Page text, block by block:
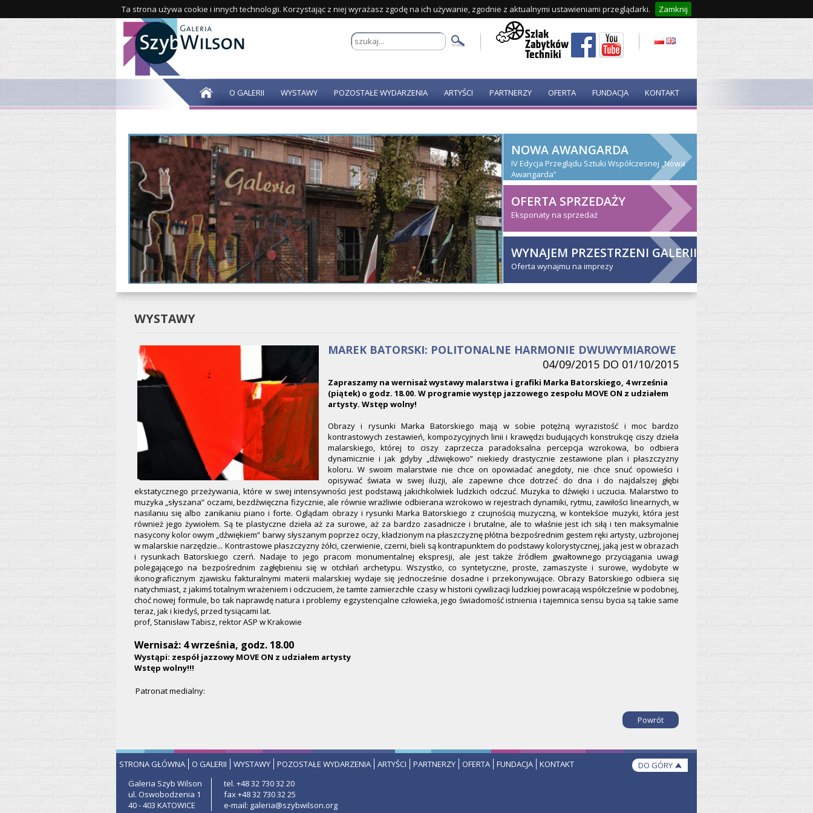
Ta strona używa cookie i innych technologii. Korzystając z niej wyrażasz zgodę na ich używanie, zgodnie z aktualnymi ustawieniami przeglądarki. Zamknij
O GALERII WYSTAWY POZOSTAŁE WYDARZENIA ARTYŚCI PARTNERZY OFERTA FUNDACJA KONTAKT
NOWA AWANGARDA
IV Edycja Przeglądu Sztuki Współczesnej „Nowa
Awangarda”
OFERTA SPRZEDAŻY
Eksponaty na sprzedaż
WYNAJEM PRZESTRZENI GALERII
Oferta wynajmu na imprezy
WYSTAWY
MAREK BATORSKI: POLITONALNE HARMONIE DWUWYMIAROWE
04/09/2015 DO 01/10/2015
Zapraszamy na wernisaż wystawy malarstwa i grafiki Marka Batorskiego, 4 września
(piątek) o godz. 18.00. W programie występ jazzowego zespołu MOVE ON z udziałem
artysty. Wstęp wolny!
Obrazy i rysunki Marka Batorskiego mają w sobie potężną wyrazistość i moc bardzo
kontrastowych zestawień, kompozycyjnych linii i krawędzi budujących konstrukcję ciszy dzieła
malarskiego, której to ciszy zaprzecza paradoksalna percepcja wzrokowa, bo odbiera
dynamicznie i jak gdyby „dźwiękowo” niekiedy drastycznie zestawione plan i płaszczyzny
koloru. W swoim malarstwie nie chce on opowiadać anegdoty, nie chce snuć opowieści i
opisywać świata w swej iluzji, ale zapewne chce dotrzeć do dna i do najdalszej głębi
ekstatycznego przeżywania, które w swej intensywności jest podstawą jakichkolwiek ludzkich odczuć. Muzyka to dźwięki i uczucia. Malarstwo to
muzyka „słyszana” oczami, bezdźwięczna fizycznie, ale równie wrażliwie odbierana wzrokowo w rejestrach dynamiki, rytmu, zawiłości linearnych, w
nasilaniu się albo zanikaniu piano i forte. Oglądam obrazy i rysunki Marka Batorskiego z czujnością muzyczną, w kontekście muzyki, która jest
również jego żywiołem. Są te plastyczne dzieła aż za surowe, aż za bardzo zasadnicze i brutalne, ale to właśnie jest ich siłą i ten maksymalnie
nasycony kolor owym „dźwiękiem” barwy słyszanym poprzez oczy, kładzionym na płaszczyznę płótna bezpośrednim gestem ręki artysty, uzbrojonej
w malarskie narzędzie... Kontrastowe płaszczyzny żółci, czerwienie, czerni, bieli są kontrapunktem do podstawy kolorystycznej, jaką jest w obrazach
i rysunkach Batorskiego czerń. Nadaje to jego pracom monumentalnej ekspresji, ale jest także źródłem gwałtownego przyciągania uwagi
polegającego na bezpośrednim zagłębieniu się w otchłań archetypu. Wszystko, co syntetyczne, proste, zamaszyste i surowe, wydobyte w
ikonograficznym zjawisku fakturalnymi materii malarskiej wydaje się jednocześnie dosadne i przekonywujące. Obrazy Batorskiego odbiera się
natychmiast, z jakimś totalnym wrażeniem i odczuciem, że tamte zamierzchłe czasy w historii cywilizacji ludzkiej powracają współcześnie w podobnej,
choć nowej formule, bo tak naprawdę natura i problemy egzystencjalne człowieka, jego świadomość istnienia i tajemnica sensu bycia są takie same
teraz, jak i kiedyś, przed tysiącami lat.
prof, Stanisław Tabisz, rektor ASP w Krakowie
Wernisaż: 4 września, godz. 18.00
Wystąpi: zespół jazzowy MOVE ON z udziałem artysty
Wstęp wolny!!!
Patronat medialny:
Powrót
STRONA GŁÓWNA O GALERII WYSTAWY POZOSTAŁE WYDARZENIA ARTYŚCI PARTNERZY OFERTA FUNDACJA KONTAKT
DO GÓRY
Galeria Szyb Wilson
ul. Oswobodzenia 1
40 - 403 KATOWICE
tel. +48 32 730 32 20
fax +48 32 730 32 25
e-mail: galeria@szybwilson.org